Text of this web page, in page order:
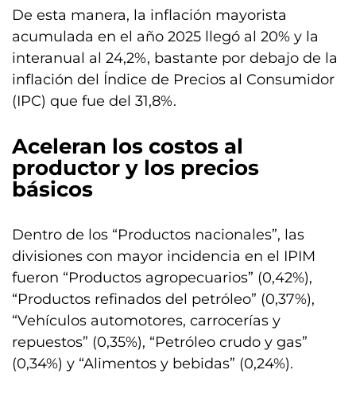
De esta manera, la inflación mayorista
acumulada en el año 2025 llegó al 20% y la
interanual al 24,2%, bastante por debajo de la
inflación del Índice de Precios al Consumidor
(IPC) que fue del 31,8%.
Aceleran los costos al
productor y los precios
básicos
Dentro de los “Productos nacionales”, las
divisiones con mayor incidencia en el IPIM
fueron “Productos agropecuarios” (0,42%),
“Productos refinados del petróleo” (0,37%),
“Vehículos automotores, carrocerías y
repuestos” (0,35%), “Petróleo crudo y gas”
(0,34%) y “Alimentos y bebidas” (0,24%).